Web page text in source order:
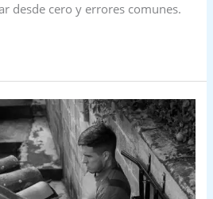
desde cero y errores comunes.